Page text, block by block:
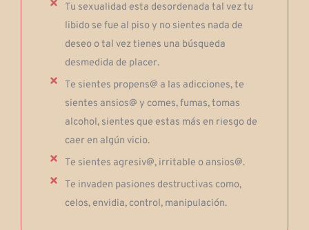
Tu sexualidad esta desordenada tal vez tu
libido se fue al piso y no sientes nada de
deseo o tal vez tienes una búsqueda
desmedida de placer.
Te sientes propens@ a las adicciones, te
sientes ansios@ y comes, fumas, tomas
alcohol, sientes que estas más en riesgo de
caer en algún vicio.
Te sientes agresiv@, irritable o ansios@.
Te invaden pasiones destructivas como,
celos, envidia, control, manipulación.